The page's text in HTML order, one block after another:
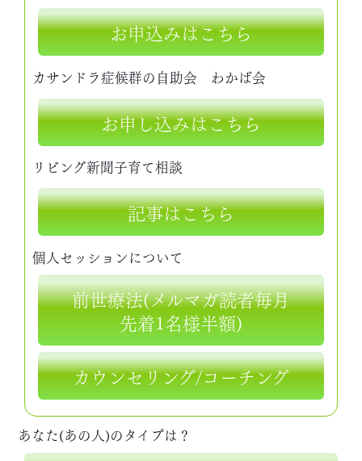
お申込みはこちら
カサンドラ症候群の自助会 わかば会
お申し込みはこちら
リビング新聞子育て相談
記事はこちら
個人セッションについて
前世療法(メルマガ読者毎月
先着1名様半額)
カウンセリング/コーチング
あなた(あの人)のタイプは？